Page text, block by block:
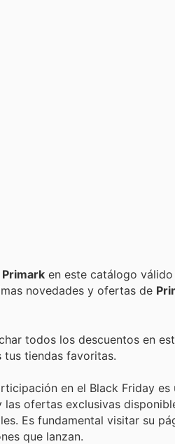
Primark en este catálogo válido
novedades y ofertas de
todos los descuentos en
tus tiendas favoritas.
en el Black Friday es
ofertas exclusivas
Es fundamental visitar su
que lanzan.